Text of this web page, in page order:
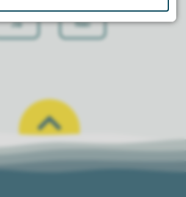
Ja Nei